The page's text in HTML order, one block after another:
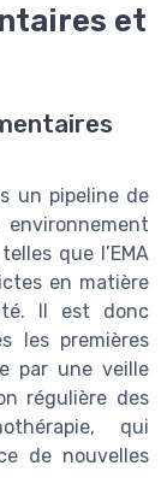
et
un pipeline de
que l’EMA
en matière
Il est donc
les premières
par une veille
régulière des
qui
de nouvelles